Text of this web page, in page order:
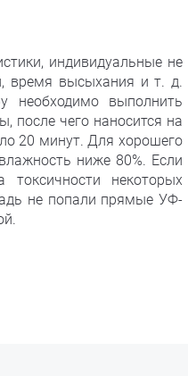
индивидуальные не
время высыхания и т. д.
необходимо выполнить
после чего наносится на
20 минут. Для хорошего
ниже 80%. Если
некоторых
не попали прямые УФ-